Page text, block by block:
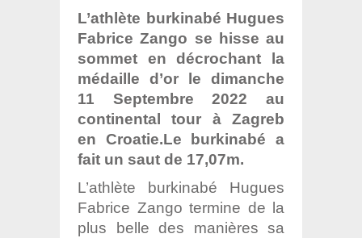
L’athlète burkinabé Hugues
Fabrice Zango se hisse au
sommet en décrochant la
médaille d’or le dimanche
11 Septembre 2022 au
continental tour à Zagreb
en Croatie.Le burkinabé a
fait un saut de 17,07m.
L’athlète burkinabé Hugues
Fabrice Zango termine de la
plus belle des manières sa